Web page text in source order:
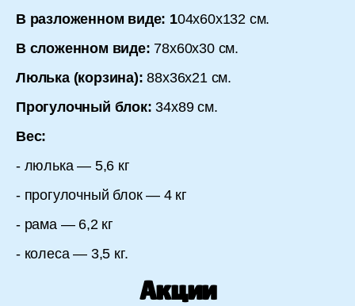
В разложенном виде: 104х60х132 см.
В сложенном виде: 78х60х30 см.
Люлька (корзина):88х36х21 см.
Прогулочный блок:34х89 см.
Вес:
- люлька — 5,6 кг
- прогулочный блок — 4 кг
- рама — 6,2 кг
- колеса — 3,5 кг.
Акции